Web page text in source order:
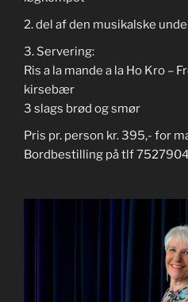
2. del af den musikalske
3. Servering:
Ris a la mande a la Ho Kro –
kirsebær
3 slags brød og smør
Pris pr. person kr. 395,- for
Bordbestilling på tlf